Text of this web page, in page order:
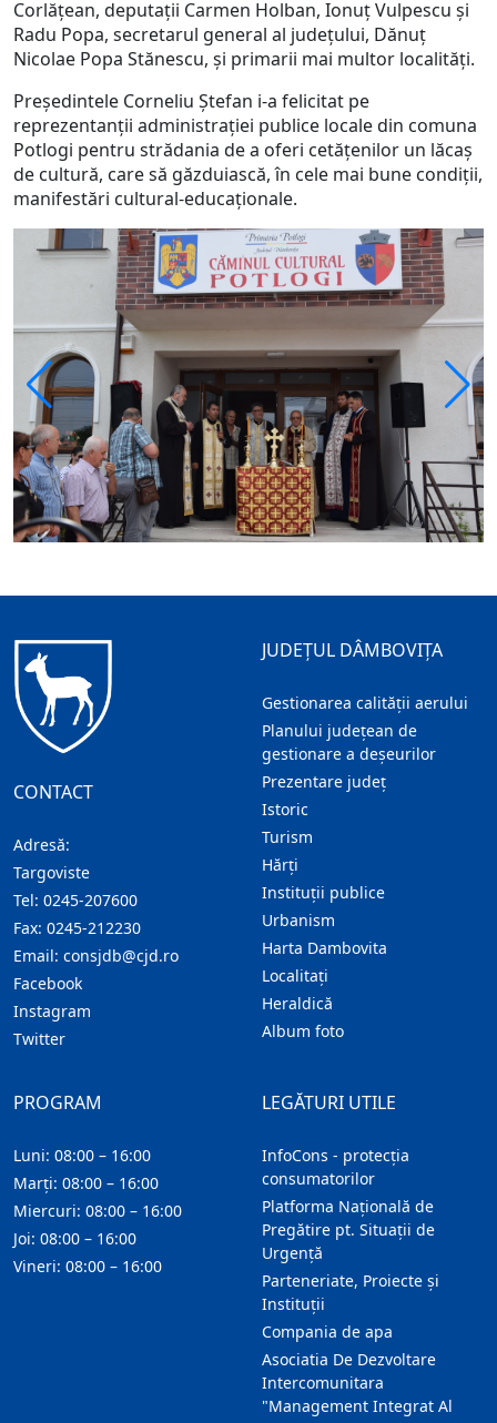
Corlățean, deputații Carmen Holban, Ionuț Vulpescu și
Radu Popa, secretarul general al județului, Dănuț
Nicolae Popa Stănescu, și primarii mai multor localități.
Președintele Corneliu Ștefan i-a felicitat pe
reprezentanții administrației publice locale din comuna
Potlogi pentru strădania de a oferi cetățenilor un lăcaș
de cultură, care să găzduiască, în cele mai bune condiții,
manifestări cultural-educaționale.
CONTACT
Adresă:
Targoviste
Tel: 0245-207600
Fax: 0245-212230
Email: consjdb@cjd.ro
Facebook
Instagram
Twitter
JUDEȚUL DÂMBOVIȚA
Gestionarea calității aerului
Planului județean de
gestionare a deșeurilor
Prezentare judeţ
Istoric
Turism
Hărţi
Instituţii publice
Urbanism
Harta Dambovita
Localitaţi
Heraldică
Album foto
LEGĂTURI UTILE
InfoCons - protecția
consumatorilor
Platforma Națională de
Pregătire pt. Situații de
Urgență
Parteneriate, Proiecte și
Instituții
Compania de apa
Asociatia De Dezvoltare
Intercomunitara
"Management Integrat Al
PROGRAM
Luni: 08:00 – 16:00
Marți: 08:00 – 16:00
Miercuri: 08:00 – 16:00
Joi: 08:00 – 16:00
Vineri: 08:00 – 16:00